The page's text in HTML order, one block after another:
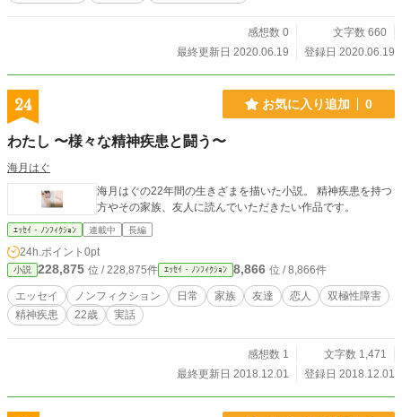
感想数 0
文字数 660
最終更新日 2020.06.19
登録日 2020.06.19
24 お気に入り追加 0
わたし 〜様々な精神疾患と闘う〜
海月はぐ
海月はぐの22年間の生きざまを描いた小説。 精神疾患を持つ
方やその家族、友人に読んでいただきたい作品です。
ｴｯｾｲ・ﾉﾝﾌｨｸｼｮﾝ 連載中 長編
24h.ポイント 0pt
小説 228,875 位 / 228,875件 ｴｯｾｲ・ﾉﾝﾌｨｸｼｮﾝ 8,866 位 / 8,866件
エッセイ ノンフィクション 日常 家族 友達 恋人
双極性障害
精神疾患
22歳 実話
感想数 1
文字数 1,471
最終更新日 2018.12.01
登録日 2018.12.01